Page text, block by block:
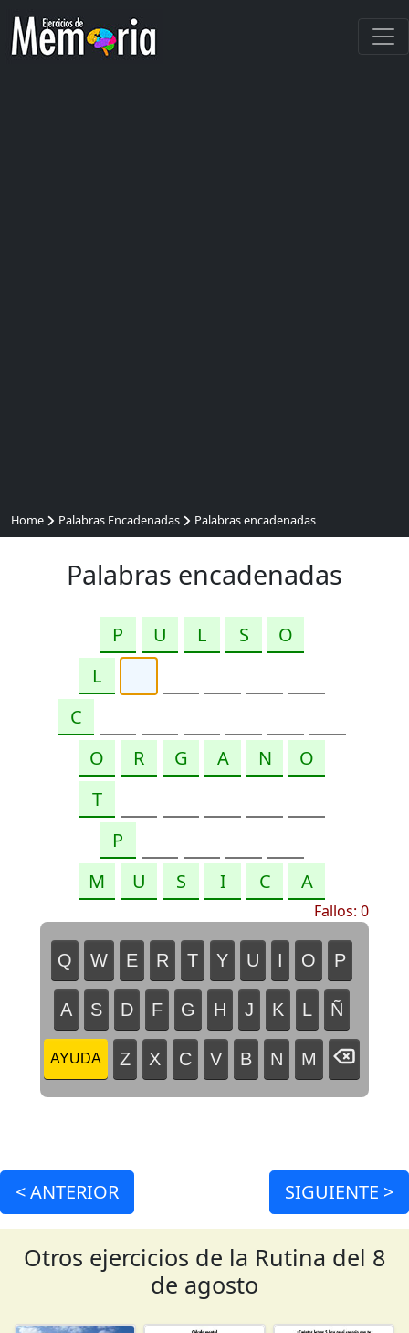
Home Palabras Encadenadas Palabras encadenadas
Palabras encadenadas
Fallos: 0
Q W E R T Y U I O P
A S D F G H J K L Ñ
AYUDA Z X C V B N M
<ANTERIOR SIGUIENTE >
Otros ejercicios de la Rutina del 8
de agosto